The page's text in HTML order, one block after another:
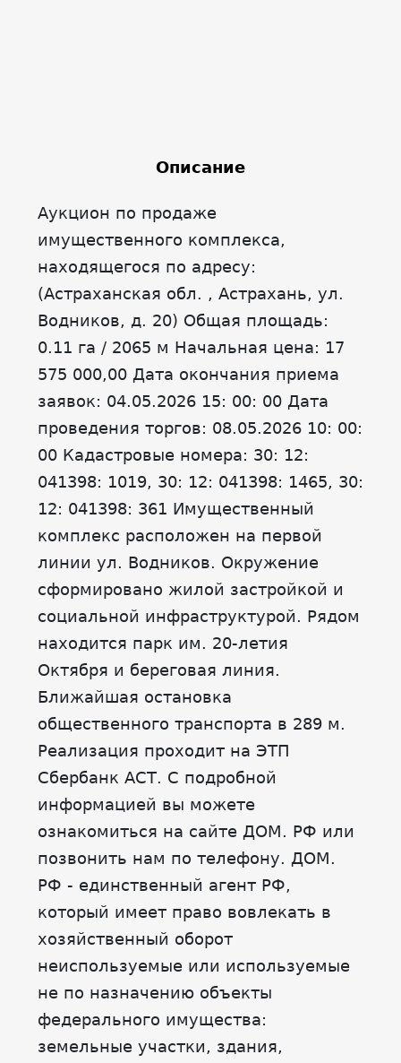
Описание
Аукцион по продаже
имущественного комплекса,
находящегося по адресу:
(Астраханская обл. , Астрахань, ул.
Водников, д. 20) Общая площадь:
0.11 га / 2065 м Начальная цена: 17
575 000,00 Дата окончания приема
заявок: 04.05.2026 15: 00: 00 Дата
проведения торгов: 08.05.2026 10: 00:
00 Кадастровые номера: 30: 12:
041398: 1019, 30: 12: 041398: 1465, 30:
12: 041398: 361 Имущественный
комплекс расположен на первой
линии ул. Водников. Окружение
сформировано жилой застройкой и
социальной инфраструктурой. Рядом
находится парк им. 20-летия
Октября и береговая линия.
Ближайшая остановка
общественного транспорта в 289 м.
Реализация проходит на ЭТП
Сбербанк АСТ. С подробной
информацией вы можете
ознакомиться на сайте ДОМ. РФ или
позвонить нам по телефону. ДОМ.
РФ - единственный агент РФ,
который имеет право вовлекать в
хозяйственный оборот
неиспользуемые или используемые
не по назначению объекты
федерального имущества:
земельные участки, здания,